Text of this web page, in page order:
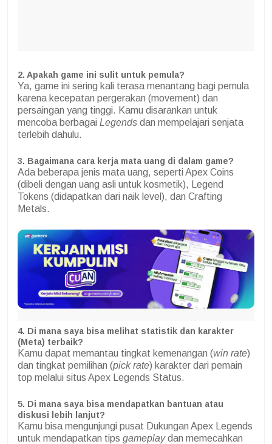
2. Apakah game ini sulit untuk pemula?
Ya, game ini sering kali terasa menantang bagi pemula
karena kecepatan pergerakan (movement) dan
persaingan yang tinggi. Kamu disarankan untuk
mencoba berbagai Legends dan mempelajari senjata
terlebih dahulu.
3. Bagaimana cara kerja mata uang di dalam game?
Ada beberapa jenis mata uang, seperti Apex Coins
(dibeli dengan uang asli untuk kosmetik), Legend
Tokens (didapatkan dari naik level), dan Crafting
Metals.
4. Di mana saya bisa melihat statistik dan karakter
(Meta) terbaik?
Kamu dapat memantau tingkat kemenangan (win rate)
dan tingkat pemilihan (pick rate) karakter dari pemain
top melalui situs Apex Legends Status.
5. Di mana saya bisa mendapatkan bantuan atau
diskusi lebih lanjut?
Kamu bisa mengunjungi pusat Dukungan Apex Legends
untuk mendapatkan tips gameplaydan memecahkan